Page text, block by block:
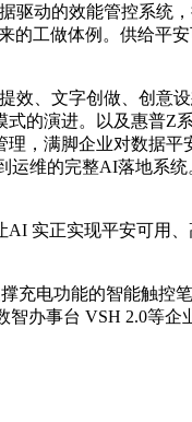
动的效能管控系统
的工做体例。供给平
、文字创做、创意
式的演进。以及惠普Z
，满脚企业对数据
运维的完整AI落地系
实正实现平安可用、
电功能的智能触控
办事台 VSH 2.0等企